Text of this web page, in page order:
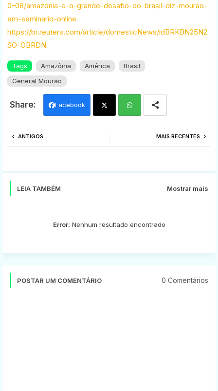
0-08/amazonia-e-o-grande-desafio-do-brasil-diz-mourao-
em-seminario-online
https://br.reuters.com/article/domesticNews/idBRKBN25N2
SO-OBRDN
Tags Amazônia América
Brasil
General Mourão
Facebook
MAIS RECENTES
ANTIGOS
LEIA TAMBÉM Mostrar mais
Error: Nenhum resultado encontrado
POSTAR UM COMENTÁRIO 0 Comentários